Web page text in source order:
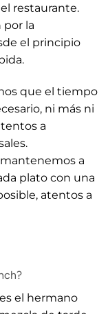
restaurante.
por la
el principio
que el tiempo
ni más ni
a
mantenemos a
plato con una
atentos a
el hermano